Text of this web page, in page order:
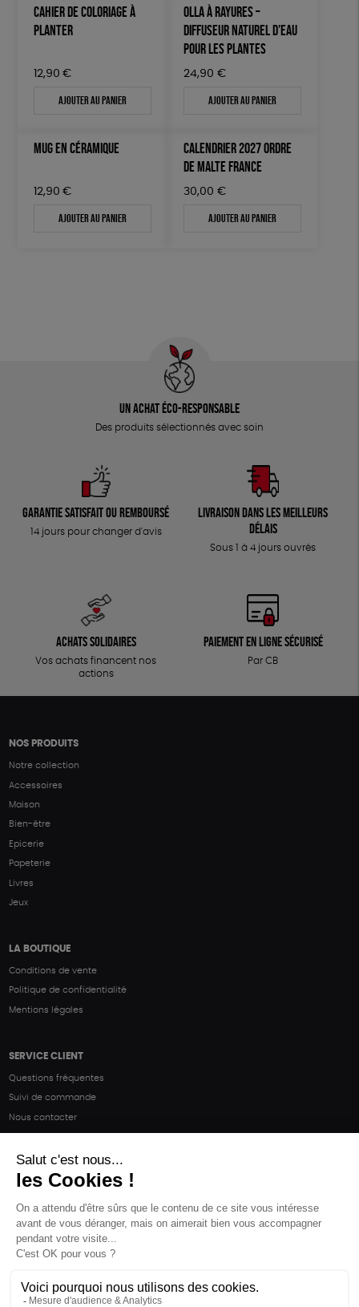
CAHIER DE COLORIAGE À
PLANTER
12,90 €
Ajouter au panier
OLLA À RAYURES –
DIFFUSEUR NATUREL D’EAU
POUR LES PLANTES
24,90 €
Ajouter au panier
MUG EN CÉRAMIQUE
12,90 €
Ajouter au panier
CALENDRIER 2027 ORDRE
DE MALTE FRANCE
30,00 €
Ajouter au panier
Un achat éco-responsable
Des produits sélectionnés avec soin
Garantie satisfait ou remboursé
14 jours pour changer d'avis
Livraison dans les meilleurs
délais
Sous 1 à 4 jours ouvrés
Achats solidaires
Vos achats financent nos
actions
Paiement en ligne sécurisé
Par CB
NOS PRODUITS
Notre collection
Accessoires
Maison
Bien-être
Epicerie
Papeterie
Livres
Jeux
LA BOUTIQUE
Conditions de vente
Politique de confidentialité
Mentions légales
SERVICE CLIENT
Questions fréquentes
Suivi de commande
Nous contacter
SUIVEZ-NOUS
Une boutique élaborée avec par RGOODS